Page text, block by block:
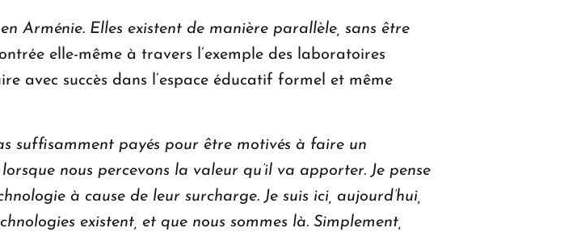
Arménie. Elles existent de manière parallèle, sans être
elle-même à travers l’exemple des laboratoires
avec succès dans l’espace éducatif formel et même
suffisamment payés pour être motivés à faire un
nous percevons la valeur qu’il va apporter. Je pense
à cause de leur surcharge. Je suis ici, aujourd’hui,
existent, et que nous sommes là. Simplement,